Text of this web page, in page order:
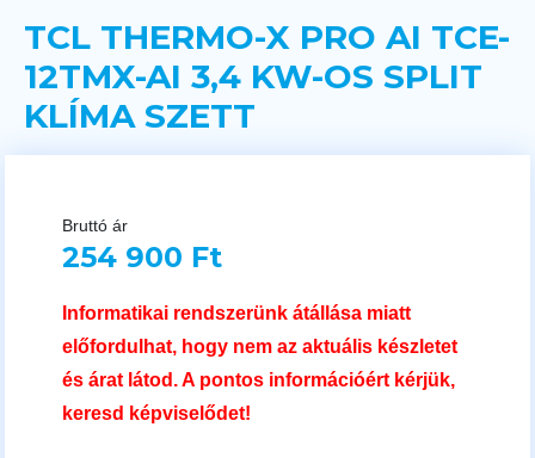
TCL THERMO-X PRO AI TCE-
12TMX-AI 3,4 KW-OS SPLIT
KLÍMA SZETT
Bruttó ár
254 900 Ft
Informatikai rendszerünk átállása miatt
előfordulhat, hogy nem az aktuális készletet
és árat látod. A pontos információért kérjük,
keresd képviselődet!